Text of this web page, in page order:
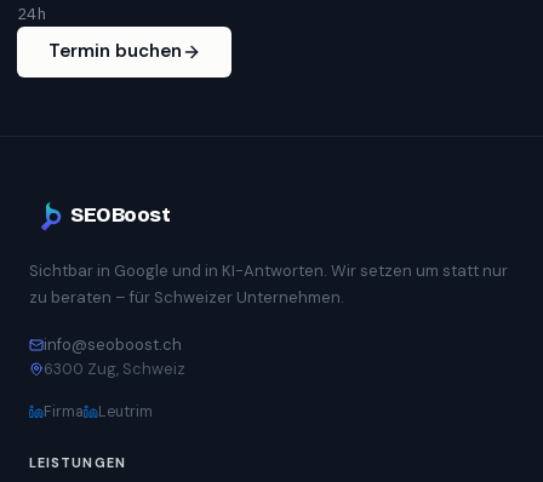
24h
Termin buchen
SEOBoost
Sichtbar in Google und in KI-Antworten. Wir setzen um statt nur
zu beraten – für Schweizer Unternehmen.
info@seoboost.ch
6300 Zug, Schweiz
Firma Leutrim
LEISTUNGEN